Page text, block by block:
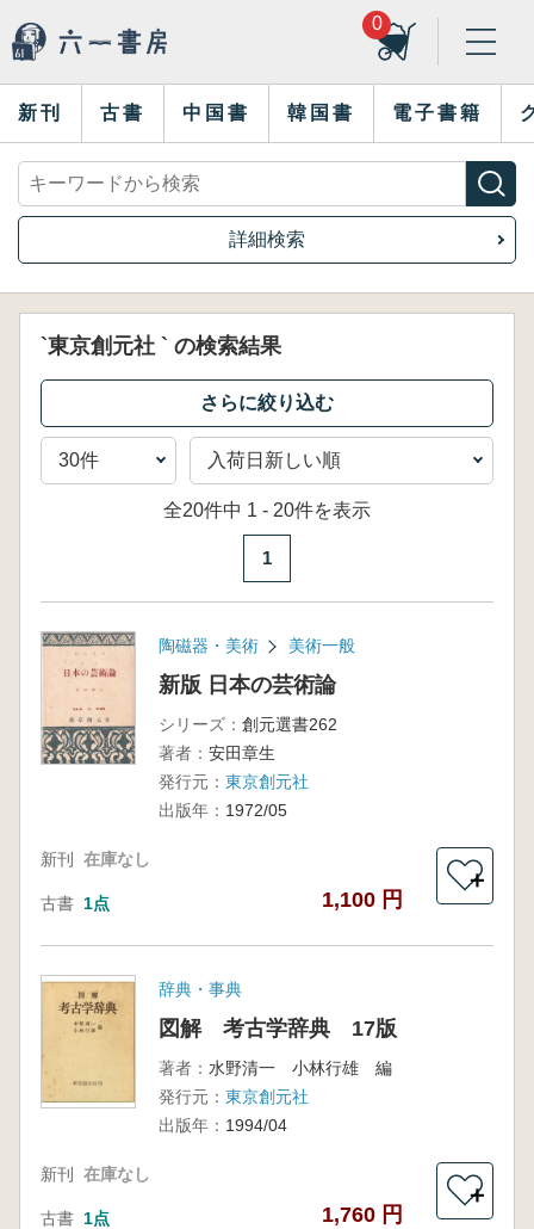
0
新刊 古書 中国書 韓国書 電子書籍
詳細検索
`東京創元社 ` の検索結果
全20件中 1 - 20件を表示
1
陶磁器・美術 美術一般
新版 日本の芸術論
シリーズ： 創元選書262
著者： 安田章生
発行元： 東京創元社
出版年： 1972/05
新刊 在庫なし
古書 1点 1,100 円
＋
辞典・事典
図解 考古学辞典 17版
著者： 水野清一 小林行雄 編
発行元： 東京創元社
出版年： 1994/04
新刊 在庫なし
古書 1点 1,760 円
＋